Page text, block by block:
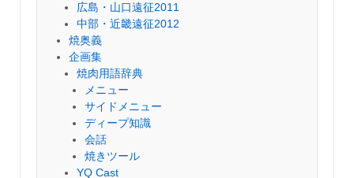
広島・山口遠征2011
中部・近畿遠征2012
焼奥義
企画集
焼肉用語辞典
メニュー
サイドメニュー
ディープ知識
会話
焼きツール
YQ Cast